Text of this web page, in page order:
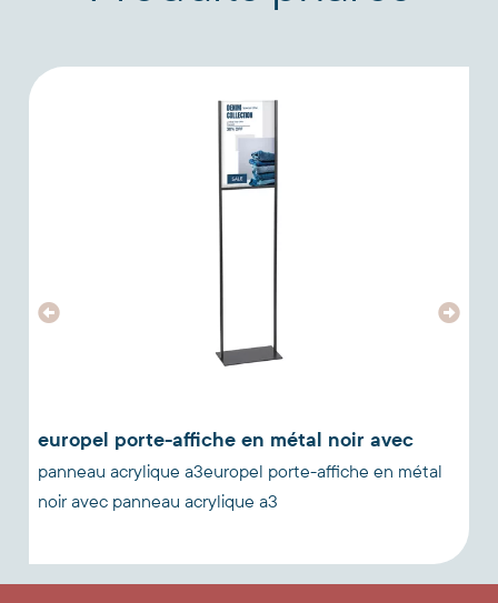
europel porte-affiche en métal noir avec
panneau acrylique a3europel porte-affiche en métal
noir avec panneau acrylique a3